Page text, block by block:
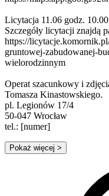
Licytacja 11.06 godz.
Szczegóły licytacji znajdą
https://
gruntowej-zabudowanej-
wielorodzinnym
Operat szacunkowy i
Tomasza Kinastowskiego.
pl. Legionów 17/4
50-047 Wrocław
tel.: [numer]
Pokaż więcej >